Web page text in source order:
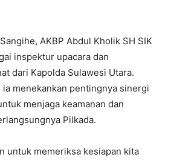
AKBP Abdul Kholik SH SIK
inspektur upacara dan
dari Kapolda Sulawesi Utara.
ia menekankan pentingnya sinergi
menjaga keamanan dan
Pilkada.
untuk memeriksa kesiapan kita